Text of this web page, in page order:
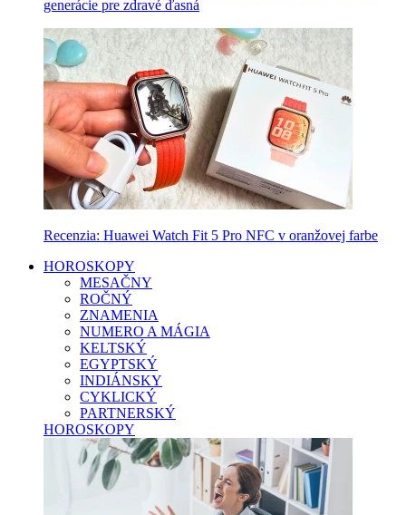
generácie pre zdravé ďasná
Recenzia: Huawei Watch Fit 5 Pro NFC v oranžovej farbe
HOROSKOPY
MESAČNY
ROČNÝ
ZNAMENIA
NUMERO A MÁGIA
KELTSKÝ
EGYPTSKÝ
INDIÁNSKY
CYKLICKÝ
PARTNERSKÝ
HOROSKOPY